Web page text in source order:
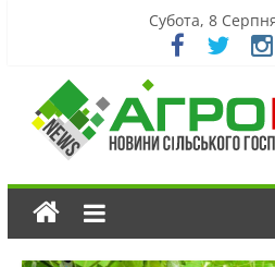
Субота, 8